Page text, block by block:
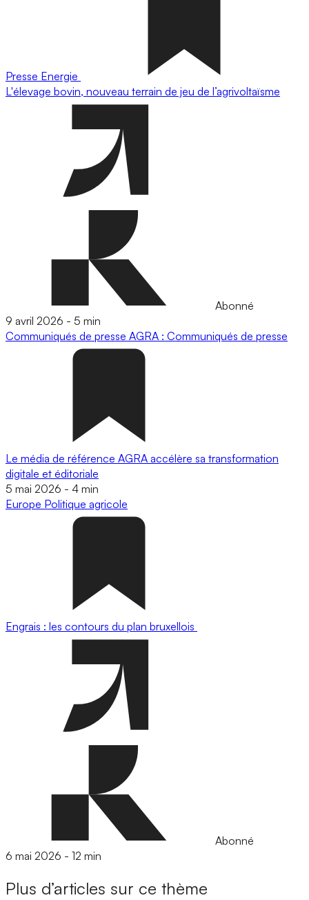
Presse Energie
L'élevage bovin, nouveau terrain de jeu de l’agrivoltaïsme
Abonné
9 avril 2026 - 5 min
Communiqués de presse AGRA : Communiqués de presse
Le média de référence AGRA accélère sa transformation
digitale et éditoriale
5 mai 2026 - 4 min
Europe Politique agricole
Engrais : les contours du plan bruxellois
Abonné
6 mai 2026 - 12 min
Plus d’articles sur ce thème